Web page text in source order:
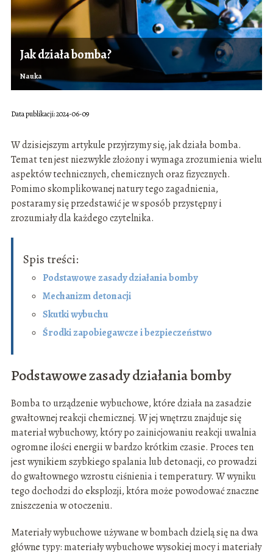
Jak działa bomba?
Nauka
Data publikacji: 2024-06-09
W dzisiejszym artykule przyjrzymy się, jak działa bomba.
Temat ten jest niezwykle złożony i wymaga zrozumienia wielu
aspektów technicznych, chemicznych oraz fizycznych.
Pomimo skomplikowanej natury tego zagadnienia,
postaramy się przedstawić je w sposób przystępny i
zrozumiały dla każdego czytelnika.
Spis treści:
Podstawowe zasady działania bomby
Mechanizm detonacji
Skutki wybuchu
Środki zapobiegawcze i bezpieczeństwo
Podstawowe zasady działania bomby
Bomba to urządzenie wybuchowe, które działa na zasadzie
gwałtownej reakcji chemicznej. W jej wnętrzu znajduje się
materiał wybuchowy, który po zainicjowaniu reakcji uwalnia
ogromne ilości energii w bardzo krótkim czasie. Proces ten
jest wynikiem szybkiego spalania lub detonacji, co prowadzi
do gwałtownego wzrostu ciśnienia i temperatury. W wyniku
tego dochodzi do eksplozji, która może powodować znaczne
zniszczenia w otoczeniu.
Materiały wybuchowe używane w bombach dzielą się na dwa
główne typy: materiały wybuchowe wysokiej mocy i materiały